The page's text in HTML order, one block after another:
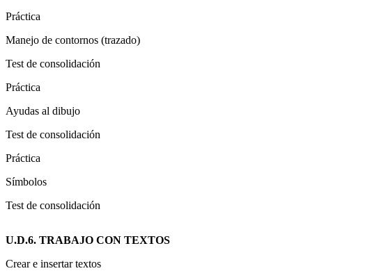
Práctica
Manejo de contornos (trazado)
Test de consolidación
Práctica
Ayudas al dibujo
Test de consolidación
Práctica
Símbolos
Test de consolidación
U.D.6. TRABAJO CON TEXTOS
Crear e insertar textos